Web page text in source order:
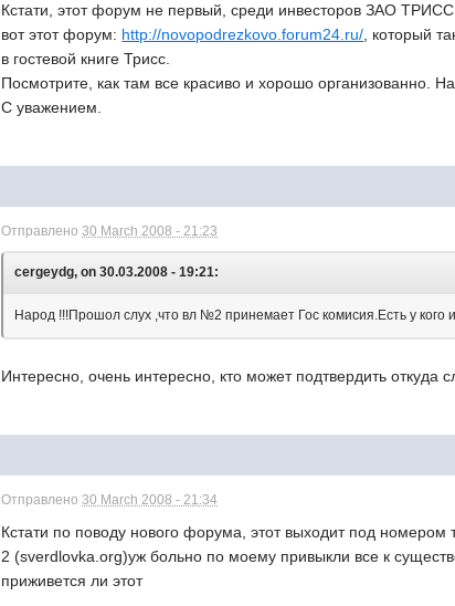
Кстати, этот форум не первый, среди инвесторов ЗАО
вот этот форум: http://novopodrezkovo.forum24.ru/, который
в гостевой книге Трисс.
Посмотрите, как там все красиво и хорошо организованно.
С уважением.
Отправлено30 March 2008 - 21:23
cergeydg, on 30.03.2008 - 19:21:
Народ !!!Прошол слух ,что вл №2 принемает Гос комисия.Есть у кого
Интересно, очень интересно, кто может подтвердить откуда
Отправлено30 March 2008 - 21:34
Кстати по поводу нового форума, этот выходит под
2 (sverdlovka.org)уж больно по моему привыкли все к
приживется ли этот